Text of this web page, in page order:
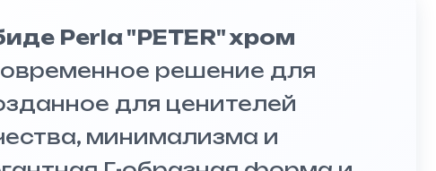
Perla "PETER" хром
решение для
для ценителей
минимализма и